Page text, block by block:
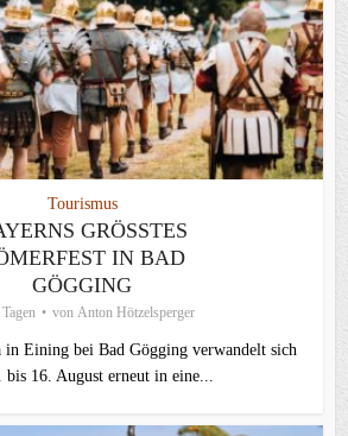
Tourismus
GRÖSSTES R
IN BAD G
ÖGGING
von Anton Hötzelsperger
in Eining bei Bad Gögging verwandelt sich
bis 16. August erneut in eine...